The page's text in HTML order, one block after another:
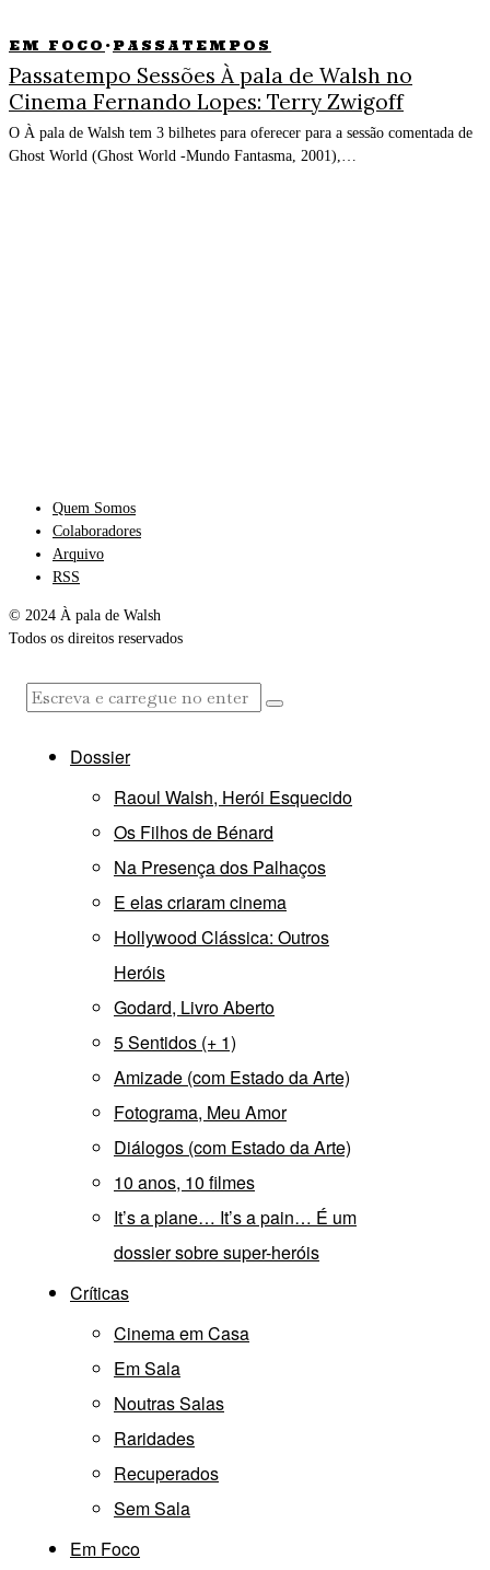
EM FOCO · PASSATEMPOS
Passatempo Sessões À pala de Walsh no
Cinema Fernando Lopes: Terry Zwigoff
O À pala de Walsh tem 3 bilhetes para oferecer para a sessão comentada de
Ghost World (Ghost World -Mundo Fantasma, 2001),…
Quem Somos
Colaboradores
Arquivo
RSS
© 2024 À pala de Walsh
Todos os direitos reservados
Dossier
Raoul Walsh, Herói Esquecido
Os Filhos de Bénard
Na Presença dos Palhaços
E elas criaram cinema
Hollywood Clássica: Outros
Heróis
Godard, Livro Aberto
5 Sentidos (+ 1)
Amizade (com Estado da Arte)
Fotograma, Meu Amor
Diálogos (com Estado da Arte)
10 anos, 10 filmes
It’s a plane… It’s a pain… É um
dossier sobre super-heróis
Críticas
Cinema em Casa
Em Sala
Noutras Salas
Raridades
Recuperados
Sem Sala
Em Foco